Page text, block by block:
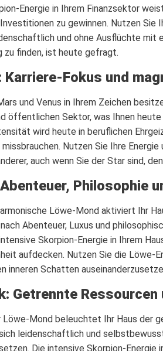
Energie in Ihrem Finanzsektor
zu gewinnen. Nutzen Sie
und ohne Ausflüchte mit
zu finden, ist heute gefragt.
Karriere-Fokus und
und Venus in Ihrem Zeichen
öffentlichen Sektor, was Ihnen
wird heute in beruflichen
Nutzen Sie Ihre
auch wenn Sie der Star sind,
Philosophie
Löwe-Mond aktiviert Ihr
Abenteuer, Luxus und
Skorpion-Energie in Ihrem
aufdecken. Nutzen Sie die Löwe-
inneren Schatten
Getrennte
Mond beleuchtet Ihr Haus der
leidenschaftlich und
Die intensive Skorpion-